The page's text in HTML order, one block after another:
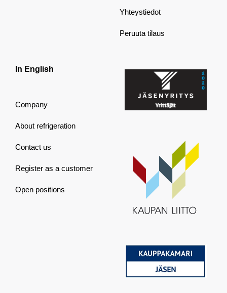
Yhteystiedot
Peruuta tilaus
In English
Company
About refrigeration
Contact us
Register as a customer
Open positions